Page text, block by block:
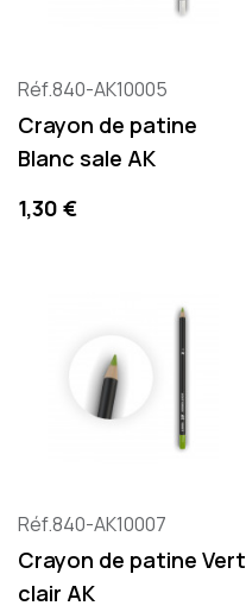
Réf.840-AK10005
Crayon de patine
Blanc sale AK
Precio
1,30 €
Réf.840-AK10007
Crayon de patine Vert
clair AK